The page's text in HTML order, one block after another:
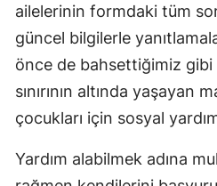
ailelerinin formdaki tüm
güncel bilgilerle
önce de bahsettiğimiz gibi
sınırının altında yaşayan
çocukları için sosyal
Yardım alabilmek adına